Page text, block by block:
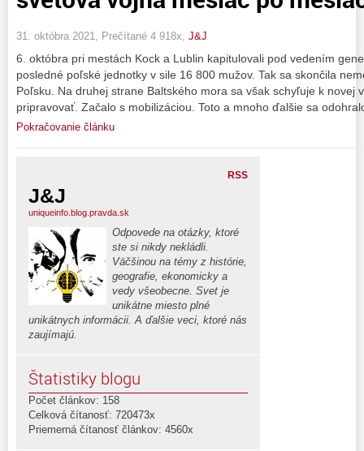
31. októbra 2021, Prečítané 4 918x, J&J
6. októbra pri mestách Kock a Lublin kapitulovali pod vedením
posledné poľské jednotky v sile 16 800 mužov. Tak sa skončila
Poľsku. Na druhej strane Baltského mora sa však schyľuje k novej
pripravovať. Začalo s mobilizáciou. Toto a mnoho ďalšie sa
Pokračovanie článku
RSS
J&J
uniqueinfo.blog.pravda.sk
Odpovede na otázky, ktoré
ste si nikdy nekládli.
Väčšinou na témy z histórie,
geografie, ekonomicky a
vedy všeobecne. Svet je
unikátne miesto plné
unikátnych informácii. A ďalšie veci, ktoré nás
zaujímajú.
Štatistiky blogu
Počet článkov: 158
Celková čítanosť: 720473x
Priemerná čítanosť článkov: 4560x